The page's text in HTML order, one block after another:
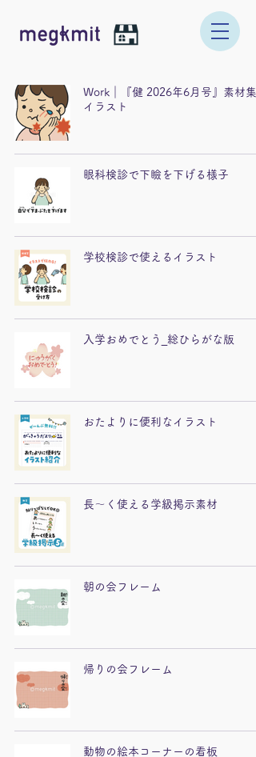
Work｜『健 2026年6月号』素材集
イラスト
眼科検診で下瞼を下げる様子
学校検診で使えるイラスト
入学おめでとう_総ひらがな版
おたよりに便利なイラスト
長〜く使える学級掲示素材
朝の会フレーム
帰りの会フレーム
動物の絵本コーナーの看板